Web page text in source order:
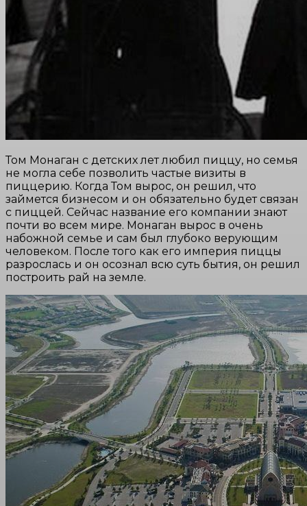
Том Монаган с детских лет любил пиццу, но семья
не могла себе позволить частые визиты в
пиццерию. Когда Том вырос, он решил, что
займется бизнесом и он обязательно будет связан
с пиццей. Сейчас название его компании знают
почти во всем мире. Монаган вырос в очень
набожной семье и сам был глубоко верующим
человеком. После того как его империя пиццы
разрослась и он осознал всю суть бытия, он решил
построить рай на земле.